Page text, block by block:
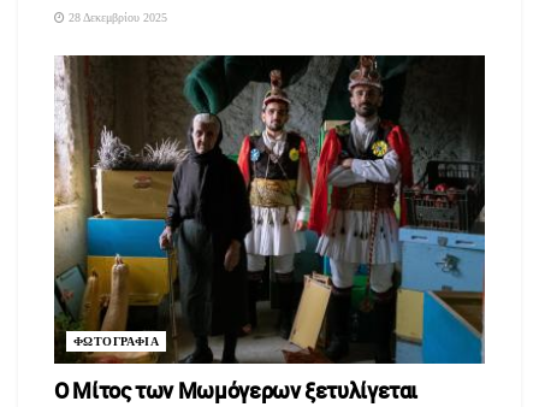
28 Δεκεμβρίου 2025
ΦΩΤΟΓΡΑΦΙΑ
O Μίτος των Μωμόγερων ξετυλίγεται